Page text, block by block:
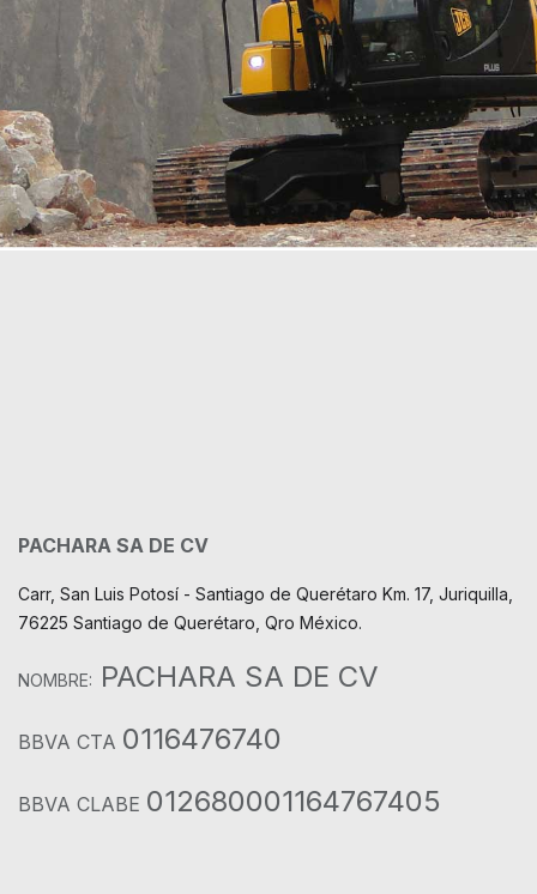
PACHARA SA DE CV
Carr, San Luis Potosí - Santiago de Querétaro Km. 17, Juriquilla,
76225 Santiago de Querétaro, Qro México.
NOMBRE: PACHARA SA DE CV
BBVA CTA 0116476740
BBVA CLABE 012680001164767405